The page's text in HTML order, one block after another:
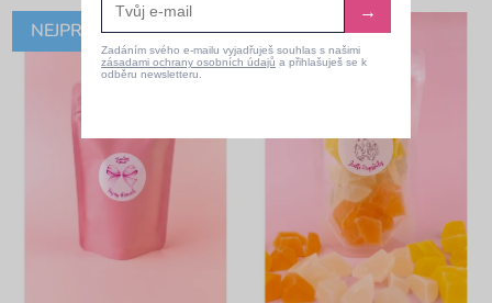
NEJPRODÁVANĚJŠÍ
30% SLEVA
KÓD: LETO30
→
Zadáním svého e-mailu vyjadřuješ souhlas s našimi
zásadami ochrany osobních údajů a přihlašuješ se k
odběru newsletteru.